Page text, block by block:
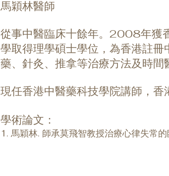
馬穎林醫師
從事中醫臨床十餘年。2008年獲
學取得理學碩士學位，為香港註
藥、針灸、推拿等治療方法及時間
現任香港中醫藥科技學院講師，
學術論文：
1. 馬穎林. 師承莫飛智教授治療心律失常